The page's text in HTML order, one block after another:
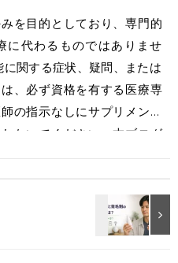
を目的としており、専門的
に代わるものではありませ
関する症状、疑問、または
、必ず資格を有する医療専
の指示なしにサプリメント
ないでください。本ブログ